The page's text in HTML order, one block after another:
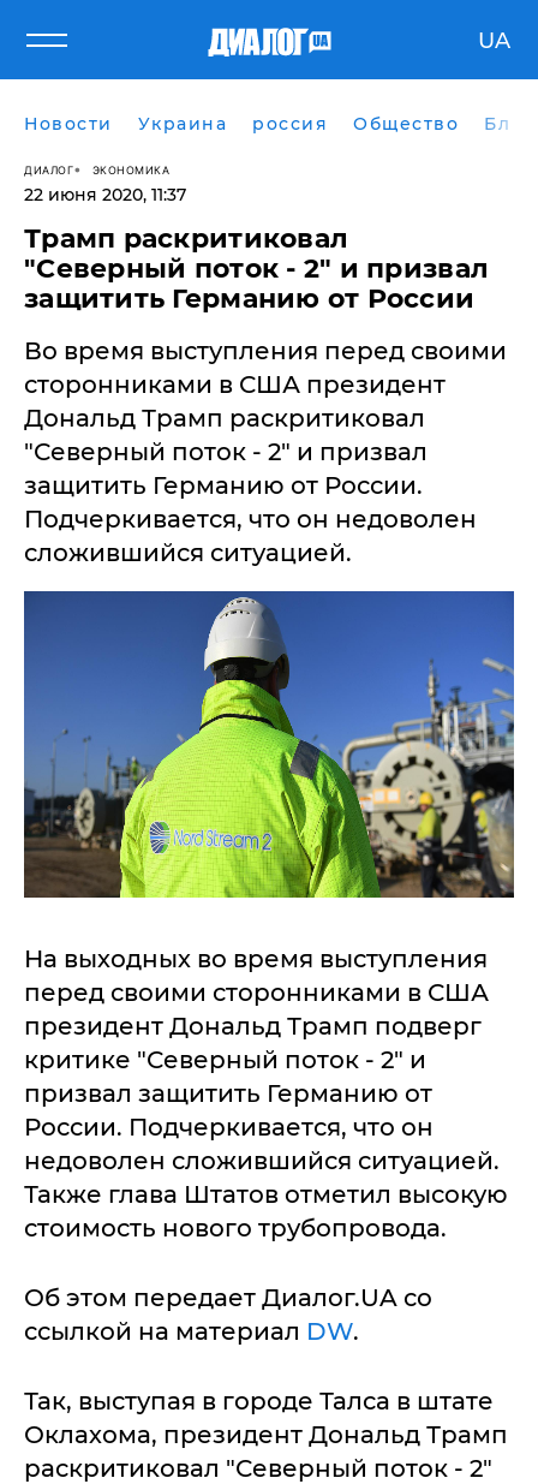
UA
Новости Украина россия Общество
ДИАЛОГ ЭКОНОМИКА
22 июня 2020, 11:37
Трамп раскритиковал
"Северный поток - 2" и призвал
защитить Германию от России
Во время выступления перед своими
сторонниками в США президент
Дональд Трамп раскритиковал
"Северный поток - 2" и призвал
защитить Германию от России.
Подчеркивается, что он недоволен
сложившийся ситуацией.
На выходных во время выступления
перед своими сторонниками в США
президент Дональд Трамп подверг
критике "Северный поток - 2" и
призвал защитить Германию от
России. Подчеркивается, что он
недоволен сложившийся ситуацией.
Также глава Штатов отметил высокую
стоимость нового трубопровода.
Об этом передает Диалог.UA со
ссылкой на материал DW.
Так, выступая в городе Талса в штате
Оклахома, президент Дональд Трамп
раскритиковал "Северный поток - 2"